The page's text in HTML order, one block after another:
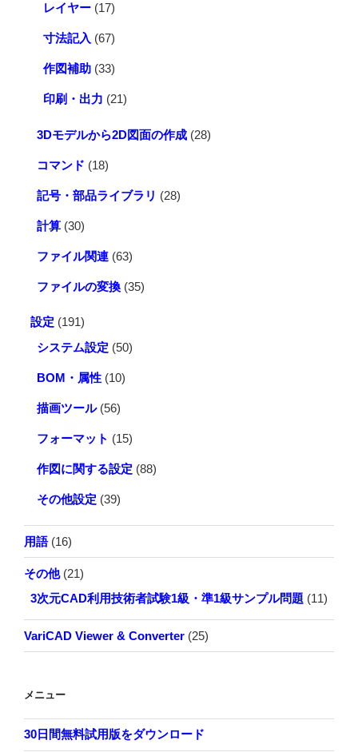
レイヤー (17)
寸法記入 (67)
作図補助 (33)
印刷・出力 (21)
3Dモデルから2D図面の作成 (28)
コマンド (18)
記号・部品ライブラリ (28)
計算 (30)
ファイル関連 (63)
ファイルの変換 (35)
設定 (191)
システム設定 (50)
BOM・属性 (10)
描画ツール(56)
フォーマット (15)
作図に関する設定 (88)
その他設定 (39)
用語(16)
その他(21)
3次元CAD利用技術者試験1級・準1級サンプル問題 (11)
VariCAD Viewer & Converter (25)
メニュー
30日間無料試用版をダウンロード